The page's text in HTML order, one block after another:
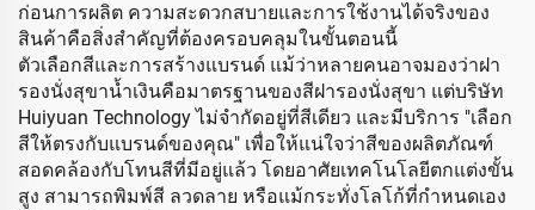
ก่อนการผลิต ความสะดวกสบายและการใช้งานได้จริงของ
สินค้าคือสิ่งสำคัญที่ต้องครอบคลุมในขั้นตอนนี้
ตัวเลือกสีและการสร้างแบรนด์ แม้ว่าหลายคนอาจมองว่าฝา
รองนั่งสุขาน้ำเงินคือมาตรฐานของสีฝารองนั่งสุขา แต่บริษัท
Huiyuan Technology ไม่จำกัดอยู่ที่สีเดียว และมีบริการ "เลือก
สีให้ตรงกับแบรนด์ของคุณ" เพื่อให้แน่ใจว่าสีของผลิตภัณฑ์
สอดคล้องกับโทนสีที่มีอยู่แล้ว โดยอาศัยเทคโนโลยีตกแต่งขั้น
สูง สามารถพิมพ์สี ลวดลาย หรือแม้กระทั่งโลโก้ที่กำหนดเอง